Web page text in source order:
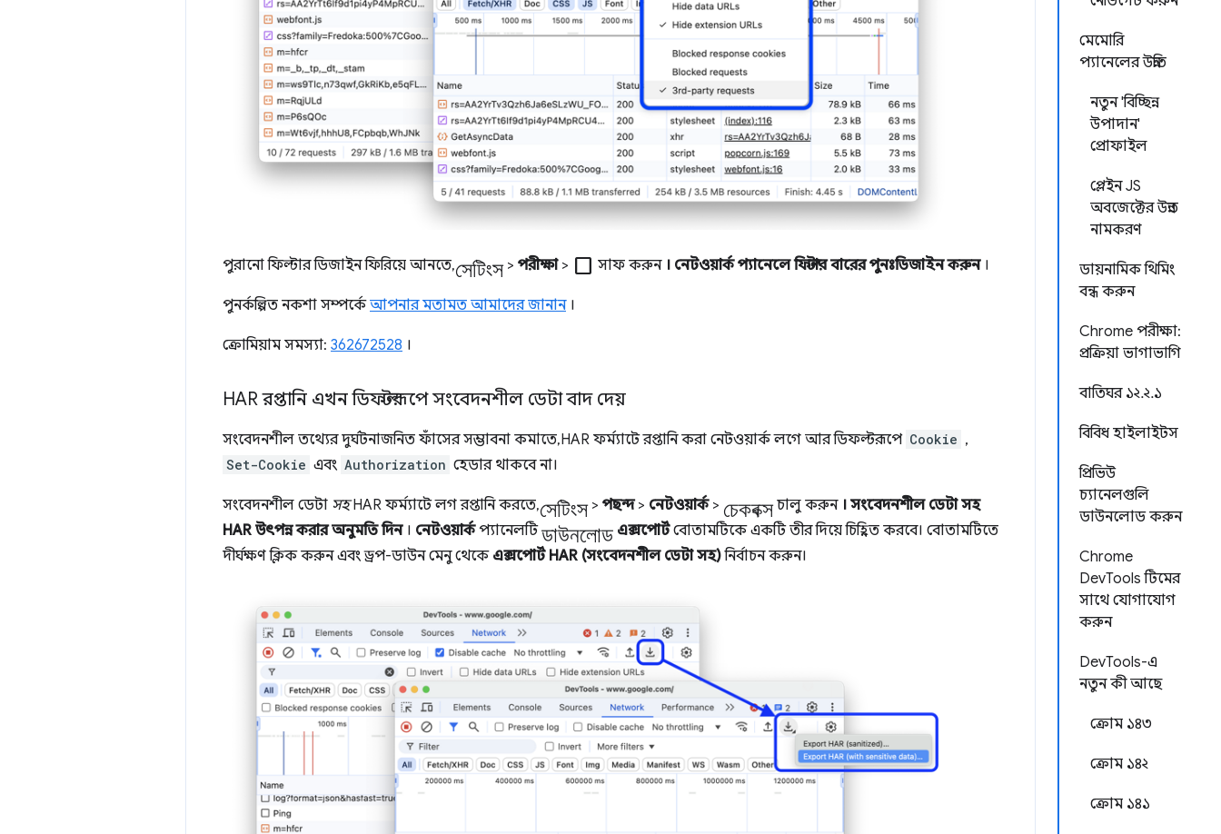
মেমোরি
প্যানেলের উন্নতি
নতুন 'বিচ্ছিন্ন
উপাদান'
প্রোফাইল
প্লেইন JS
অবজেক্টের উন্নত
নামকরণ
ডায়নামিক থিমিং
বন্ধ করুন
Chrome পরীক্ষা:
প্রক্রিয়া ভাগাভাগি
বাতিঘর ১২.২.১
বিবিধ হাইলাইটস
প্রিভিউ
চ্যানেলগুলি
ডাউনলোড করুন
Chrome
DevTools টিমের
সাথে যোগাযোগ
করুন
DevTools-এ
নতুন কী আছে
ক্রোম ১৪৩
ক্রোম ১৪২
ক্রোম ১৪১
পুরানো ফিল্টার ডিজাইন ফিরিয়ে আনতে,সেটিংস> পরীক্ষা> check_box_outline_blank সাফ করুন । নেটওয়ার্ক প্যানেলে ফিল্টার বারের পুনঃডিজাইন করুন।
পুনর্কল্পিত নকশা সম্পর্কেআপনার মতামত আমাদের জানান।
ক্রোমিয়াম সমস্যা: 362672528 ।
HAR রপ্তানি এখন ডিফল্টরূপে সংবেদনশীল ডেটা বাদ দেয়
সংবেদনশীল তথ্যের দুর্ঘটনাজনিত ফাঁসের সম্ভাবনা কমাতে, HAR ফর্ম্যাটে রপ্তানি করা নেটওয়ার্ক লগে আর ডিফল্টরূপে Cookie ,
Set-Cookie এবং Authorization হেডার থাকবে না।
সংবেদনশীল ডেটা সহHAR ফর্ম্যাটে লগ রপ্তানি করতে,সেটিংস> পছন্দ> নেটওয়ার্ক> চেকবক্সচালু করুন । সংবেদনশীল ডেটা সহ
HAR উৎপন্ন করার অনুমতি দিন। নেটওয়ার্কপ্যানেলটিডাউনলোড এক্সপোর্টবোতামটিকে একটি তীর দিয়ে চিহ্নিত করবে। বোতামটিতে
দীর্ঘক্ষণ ক্লিক করুন এবং ড্রপ-ডাউন মেনু থেকে এক্সপোর্ট HAR (সংবেদনশীল ডেটা সহ)নির্বাচন করুন।